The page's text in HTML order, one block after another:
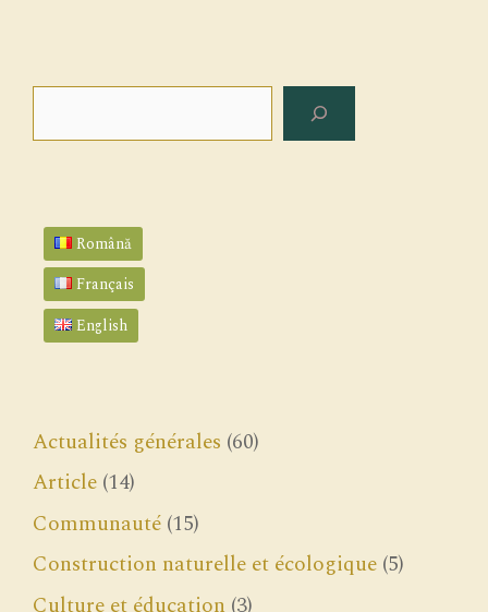
Română
Français
English
Actualités générales (60)
Article (14)
Communauté (15)
Construction naturelle et écologique (5)
Culture et éducation (3)